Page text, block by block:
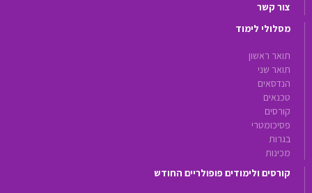
צור קשר
מסלולי לימוד
תואר ראשון
תואר שני
הנדסאים
טכנאים
קורסים
פסיכומטרי
בגרות
מכינות
קורסים ולימודים פופולריים החודש